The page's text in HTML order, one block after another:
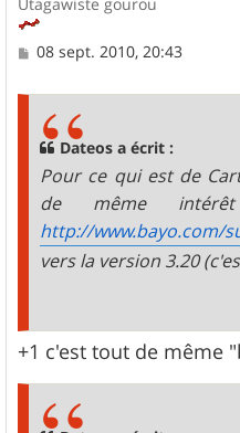
M
08 sept. 2010, 20:43
Dateos a écrit :
Pour ce qui est de
de même
http://www.bayo.com/
vers la version 3.20
+1 c'est tout de même